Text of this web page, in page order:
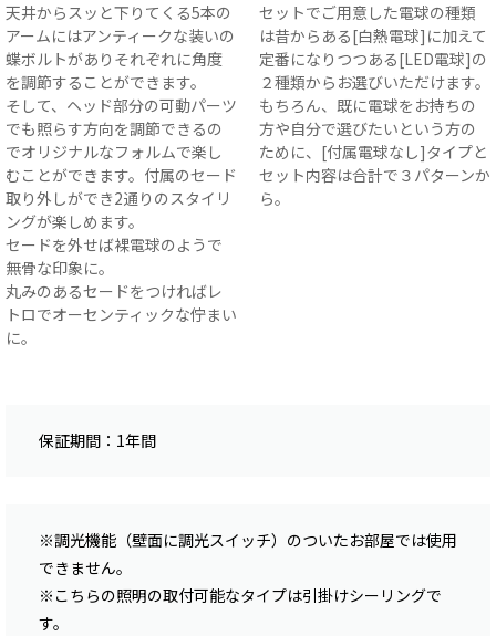
天井からスッと下りてくる5本の
アームにはアンティークな装いの
蝶ボルトがありそれぞれに角度
を調節することができます。
そして、ヘッド部分の可動パーツ
でも照らす方向を調節できるの
でオリジナルなフォルムで楽し
むことができます。付属のセード
取り外しができ2通りのスタイリ
ングが楽しめます。
セードを外せば裸電球のようで
無骨な印象に。
丸みのあるセードをつければレ
トロでオーセンティックな佇まい
に。
セットでご用意した電球の種類
は昔からある[白熱電球]に加えて
定番になりつつある[LED電球]の
２種類からお選びいただけます。
もちろん、既に電球をお持ちの
方や自分で選びたいという方の
ために、[付属電球なし]タイプと
セット内容は合計で３パターンか
ら。
保証期間：1年間
※調光機能（壁面に調光スイッチ）のついたお部屋では使用
できません。
※こちらの照明の取付可能なタイプは引掛けシーリングで
す。